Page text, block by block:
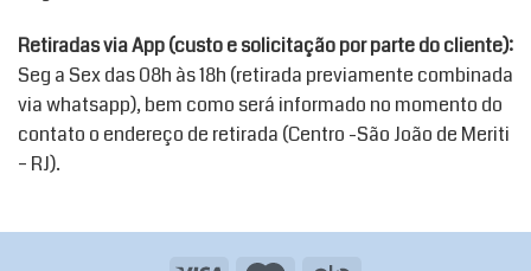
Retiradas via App (custo e solicitação por parte do cliente):
Seg a Sex das 08h às 18h (retirada previamente combinada
via whatsapp), bem como será informado no momento do
contato o endereço de retirada (Centro -São João de Meriti
– RJ).